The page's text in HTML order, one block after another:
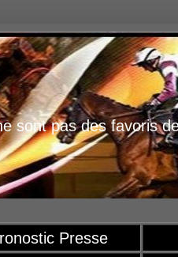
sont pas des favoris
Presse